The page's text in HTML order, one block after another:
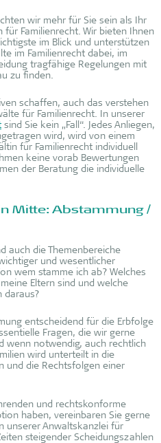
wir mehr für Sie sein als Ihr
Familienrecht. Wir bieten Ihnen
im Blick und unterstützen
im Familienrecht dabei, im
tragfähige Regelungen mit
zu finden.
schaffen, auch das verstehen
für Familienrecht. In unserer
sind Sie kein „Fall“. Jedes Anliegen,
wird, wird von einem
für Familienrecht individuell
keine vorab Bewertungen
der Beratung die individuelle
Mitte: Abstammung /
auch die Themenbereiche
und wesentlicher
wem stamme ich ab? Welches
Eltern sind und welche
daraus?
entscheidend für die Erbfolge
Fragen, die wir gerne
wenn notwendig, auch rechtlich
wird unterteilt in die
und die Rechtsfolgen einer
und rechtskonforme
haben, vereinbaren Sie gerne
unserer Anwaltskanzlei für
steigender Scheidungszahlen